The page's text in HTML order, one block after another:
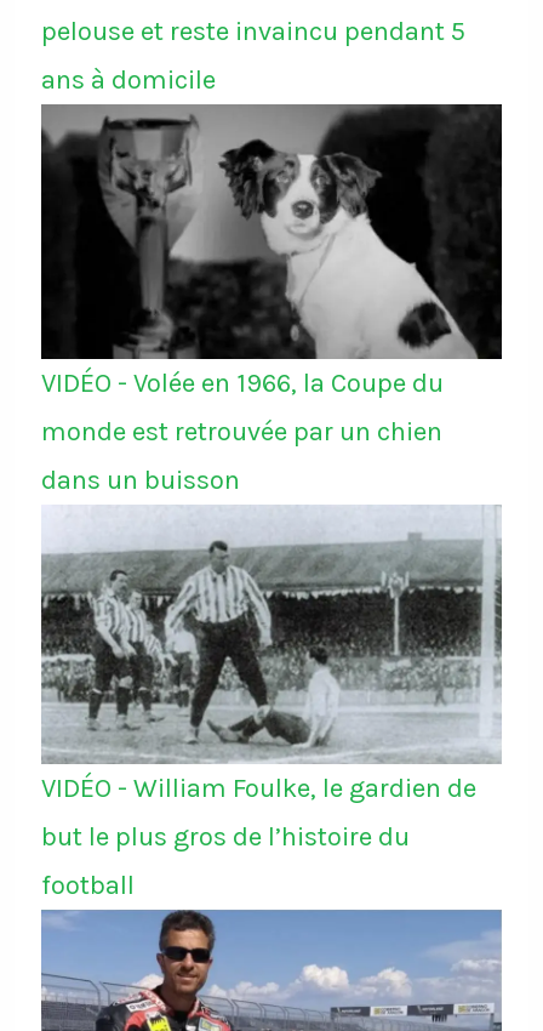
pelouse et reste invaincu pendant 5
ans à domicile
VIDÉO - Volée en 1966, la Coupe du
monde est retrouvée par un chien
dans un buisson
VIDÉO - William Foulke, le gardien de
but le plus gros de l’histoire du
football